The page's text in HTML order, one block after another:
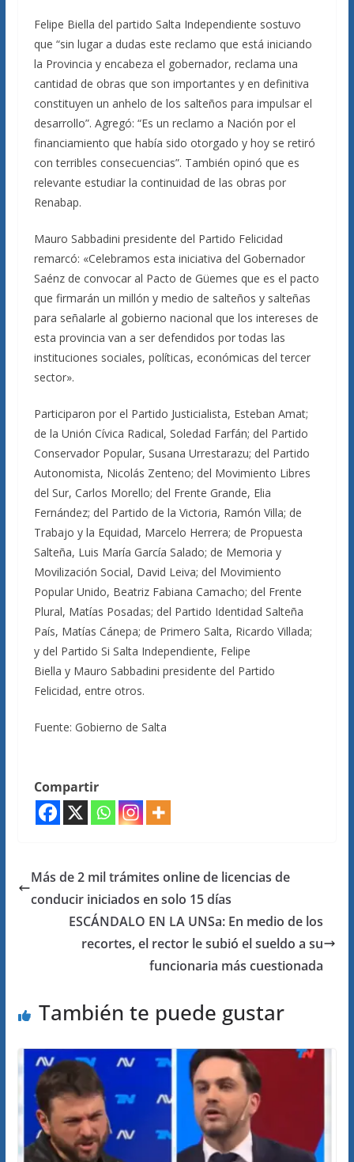
Felipe Biella del partido Salta Independiente sostuvo
que “sin lugar a dudas este reclamo que está iniciando
la Provincia y encabeza el gobernador, reclama una
cantidad de obras que son importantes y en definitiva
constituyen un anhelo de los salteños para impulsar el
desarrollo”. Agregó: “Es un reclamo a Nación por el
financiamiento que había sido otorgado y hoy se retiró
con terribles consecuencias”. También opinó que es
relevante estudiar la continuidad de las obras por
Renabap.
Mauro Sabbadini presidente del Partido Felicidad
remarcó: «Celebramos esta iniciativa del Gobernador
Saénz de convocar al Pacto de Güemes que es el pacto
que firmarán un millón y medio de salteños y salteñas
para señalarle al gobierno nacional que los intereses de
esta provincia van a ser defendidos por todas las
instituciones sociales, políticas, económicas del tercer
sector».
Participaron por el Partido Justicialista, Esteban Amat;
de la Unión Cívica Radical, Soledad Farfán; del Partido
Conservador Popular, Susana Urrestarazu; del Partido
Autonomista, Nicolás Zenteno; del Movimiento Libres
del Sur, Carlos Morello; del Frente Grande, Elia
Fernández; del Partido de la Victoria, Ramón Villa; de
Trabajo y la Equidad, Marcelo Herrera; de Propuesta
Salteña, Luis María García Salado; de Memoria y
Movilización Social, David Leiva; del Movimiento
Popular Unido, Beatriz Fabiana Camacho; del Frente
Plural, Matías Posadas; del Partido Identidad Salteña
País, Matías Cánepa; de Primero Salta, Ricardo Villada;
y del Partido Si Salta Independiente, Felipe
Biella y Mauro Sabbadini presidente del Partido
Felicidad, entre otros.
Fuente: Gobierno de Salta
Compartir
Más de 2 mil trámites online de licencias de
conducir iniciados en solo 15 días
ESCÁNDALO EN LA UNSa: En medio de los
recortes, el rector le subió el sueldo a su
funcionaria más cuestionada
También te puede gustar